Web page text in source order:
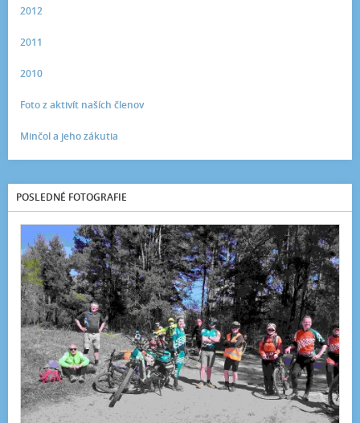
2012
2011
2010
Foto z aktivít naších členov
Minčol a jeho zákutia
POSLEDNÉ FOTOGRAFIE